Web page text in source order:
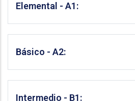
Elemental - A1:
Básico - A2:
Intermedio - B1: